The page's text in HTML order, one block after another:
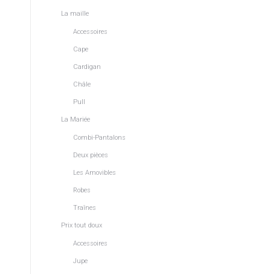
La maille
Accessoires
Cape
Cardigan
Châle
Pull
La Mariée
Combi-Pantalons
Deux pièces
Les Amovibles
Robes
Traînes
Prix tout doux
Accessoires
Jupe